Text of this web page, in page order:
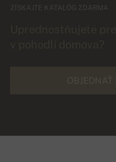
ZÍSKAJTE KATALÓG ZDARMA